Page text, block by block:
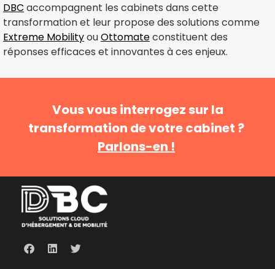
DBC accompagnent les cabinets dans cette
transformation et leur propose des solutions comme
Extreme MobilityouOttomateconstituent des
réponses efficaces et innovantes à ces enjeux.
Vous vous interrogez sur la
transformation de votre cabinet ?
Parlons-en !